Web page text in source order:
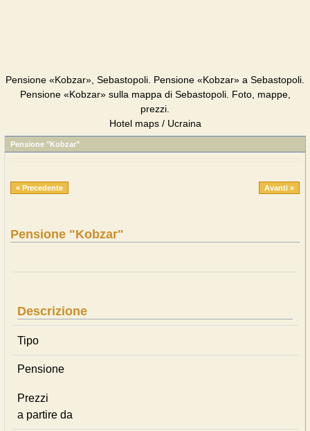
Pensione «Kobzar», Sebastopoli. Pensione «Kobzar» a Sebastopoli.
Pensione «Kobzar» sulla mappa di Sebastopoli. Foto, mappe,
prezzi.
Hotel maps / Ucraina
Pensione "Kobzar"
« Precedente Avanti »
Pensione "Kobzar"
Descrizione
Tipo
Pensione
Prezzi
a partire da